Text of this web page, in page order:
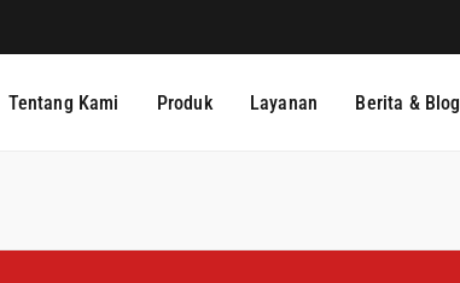
Tentang Kami Produk Layanan Berita & Blog